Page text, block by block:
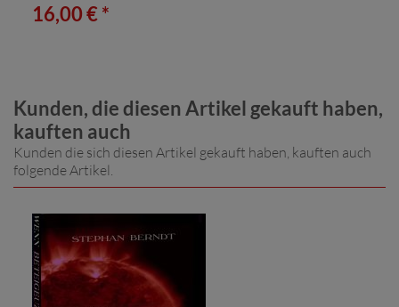
16,00 € *
Kunden, die diesen Artikel gekauft haben,
kauften auch
Kunden die sich diesen Artikel gekauft haben, kauften auch
folgende Artikel.